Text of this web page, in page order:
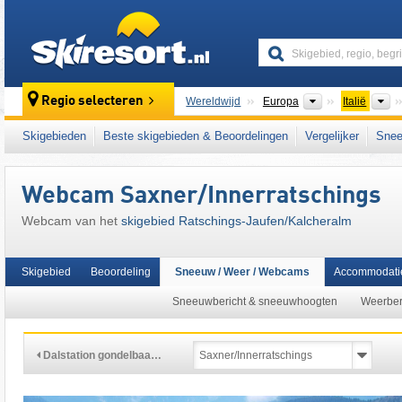
Regio selecteren Wereldwijd Europa Continenten
Italië
Dit skigebied ligt ook in: Südtirol Skiarena
centrale deel van de oostelijke Alpen
Skigebieden Beste skigebieden & Beoordelingen Vergelijker
Webcam Saxner/Innerratschings
Webcam van het skigebied Ratschings-Jaufen/​Kalcheralm
Skigebied Beoordeling Sneeuw / Weer / Webcams
Sneeuwbericht & sneeuwhoogten
Dalstation gondelbaa…